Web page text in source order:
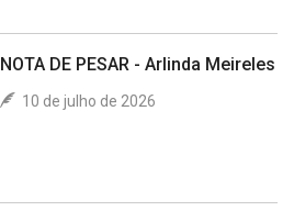
NOTA DE PESAR - Arlinda Meireles
10 de julho de 2026